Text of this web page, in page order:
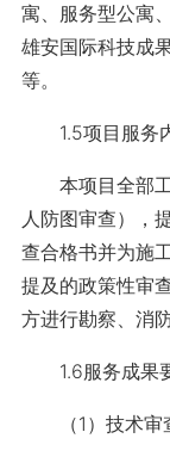
寓、服务型公寓
雄安国际科技成
等。
1.5项目服务
本项目全部工
人防图审查），
查合格书并为施
提及的政策性审
方进行勘察、消
1.6服务成果
（1）技术审